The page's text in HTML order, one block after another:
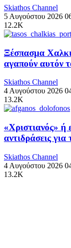
Skiathos Channel
5 Αυγούστου 2026
12.2K
Ξέσπασμα
αγαπούν αυτόν
Skiathos Channel
4 Αυγούστου 2026
13.2K
«Χριστιανός» ή
αντιδράσεις
Skiathos Channel
4 Αυγούστου 2026
13.2K